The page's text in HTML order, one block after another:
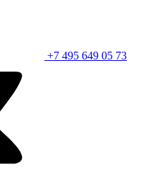
+7 495 649 05 73